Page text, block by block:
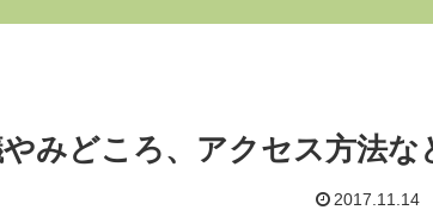
みどころ、アクセス方法な
2017.11.14